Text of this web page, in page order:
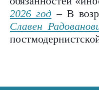
2026 год – В
Славен